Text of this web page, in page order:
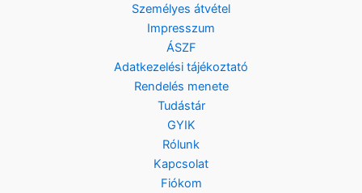
Személyes átvétel
Impresszum
ÁSZF
Adatkezelési tájékoztató
Rendelés menete
Tudástár
GYIK
Rólunk
Kapcsolat
Fiókom